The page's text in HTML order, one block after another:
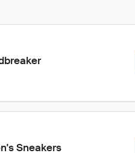
Sneakers